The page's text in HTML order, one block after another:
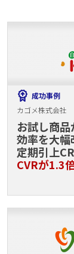
成功事例
カゴメ株式会社
お試し商
効率を大幅
定期引上
CVRが1.3